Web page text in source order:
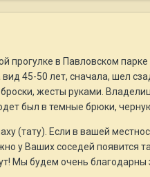
в Павловском
45-50 лет, сначала, шел
жесты руками.
был в темные брюки,
(тату). Если в вашей
у Ваших соседей появится
Мы будем очень